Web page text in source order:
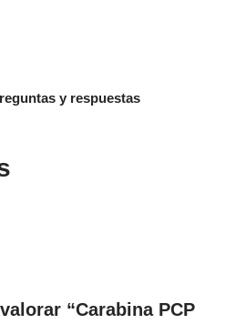
y respuestas
“Carabina PCP